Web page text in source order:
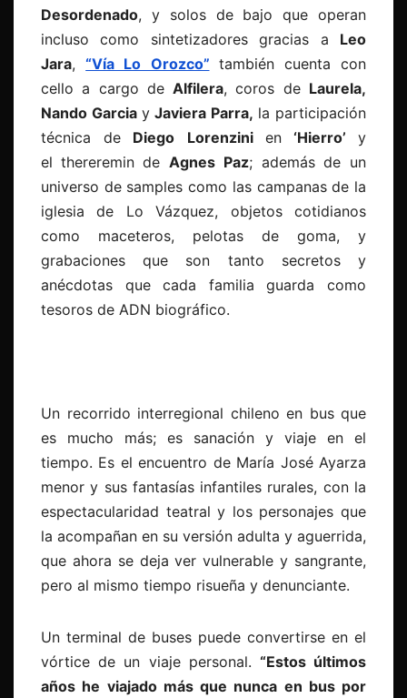
Desordenado, y solos de bajo que operan
incluso como sintetizadores gracias a Leo
Jara,“Vía Lo Orozco” también cuenta con
cello a cargo deAlfilera, coros de Laurela,
Nando Garcia y Javiera Parra, la participación
técnica de Diego Lorenzini en‘Hierro’y
el thereremin deAgnes Paz; además de un
universo de samples como las campanas de la
iglesia de Lo Vázquez, objetos cotidianos
como maceteros, pelotas de goma, y
grabaciones que son tanto secretos y
anécdotas que cada familia guarda como
tesoros de ADN biográfico.
Un recorrido interregional chileno en bus que
es mucho más; es sanación y viaje en el
tiempo. Es el encuentro de María José Ayarza
menor y sus fantasías infantiles rurales, con la
espectacularidad teatral y los personajes que
la acompañan en su versión adulta y aguerrida,
que ahora se deja ver vulnerable y sangrante,
pero al mismo tiempo risueña y denunciante.
Un terminal de buses puede convertirse en el
vórtice de un viaje personal. “Estos últimos
años he viajado más que nunca en bus por